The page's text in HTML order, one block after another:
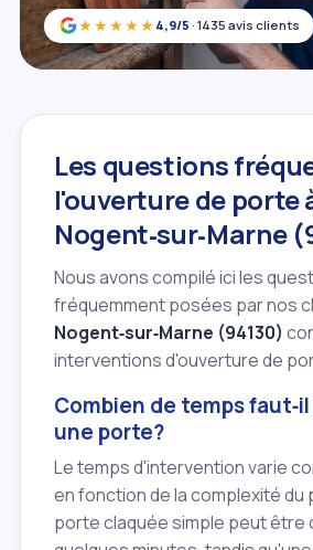
★★★★★ 4,9/5 · 1435 avis clients
Les questions
l'ouverture de porte
Nogent‑sur‑Marne
Nous avons compilé ici les
fréquemment posées par nos
Nogent‑sur‑Marne (94130)
interventions d'ouverture de
Combien de temps
une porte?
Le temps d'intervention varie
en fonction de la complexité du
porte claquée simple peut être